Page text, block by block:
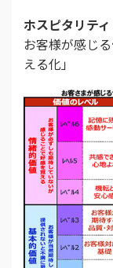
ホスピタリテ
お客様が感じ
える化」